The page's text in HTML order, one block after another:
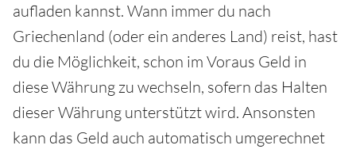
aufladen kannst. Wann immer du nach
Griechenland (oder ein anderes Land) reist, hast
du die Möglichkeit, schon im Voraus Geld in
diese Währung zu wechseln, sofern das Halten
dieser Währung unterstützt wird. Ansonsten
kann das Geld auch automatisch umgerechnet